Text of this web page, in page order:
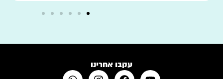
עקבו אחרינו